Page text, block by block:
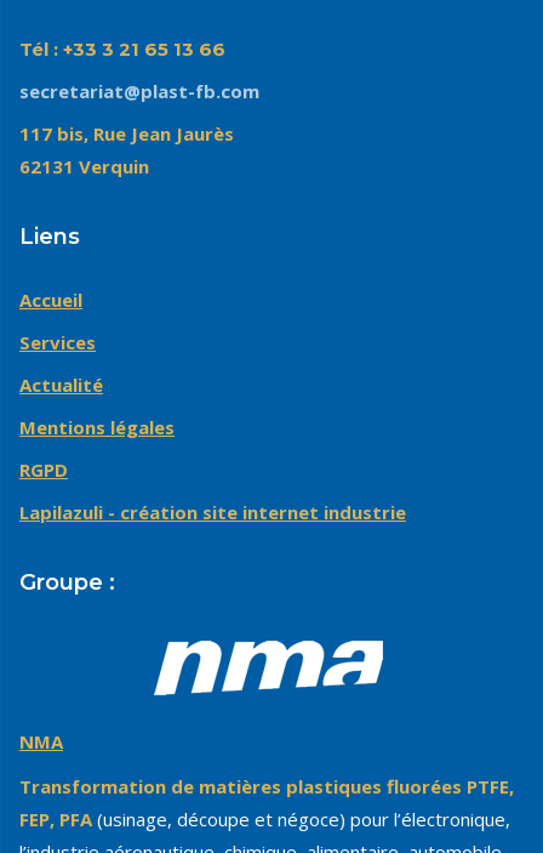
Tél : +33 3 21 65 13 66
secretariat@plast-fb.com
117 bis, Rue Jean Jaurès
62131 Verquin
Liens
Accueil
Services
Actualité
Mentions légales
RGPD
Lapilazuli - création site internet industrie
Groupe :
NMA
Transformation de matières plastiques fluorées PTFE,
FEP, PFA (usinage, découpe et négoce) pour l’électronique,